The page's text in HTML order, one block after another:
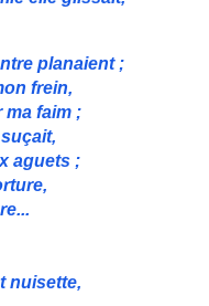
planaient ;
frein,
ma faim ;
aguets ;
nuisette,